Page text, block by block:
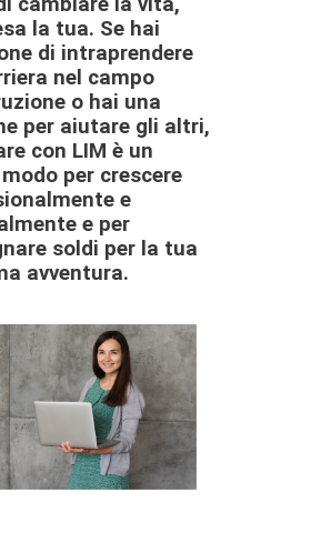
la tua. Se hai
di intraprendere
nel campo
o hai una
per aiutare gli altri,
con LIM è un
per crescere
e
e per
soldi per la tua
avventura.